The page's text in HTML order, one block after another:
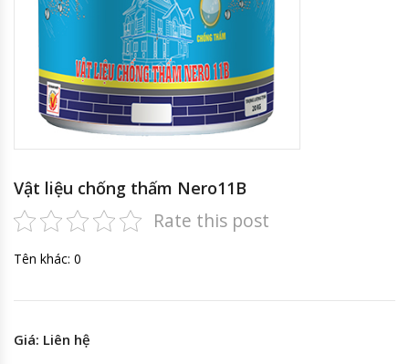
Vật liệu chống thấm Nero11B
Rate this post
Tên khác: 0
Giá: Liên hệ